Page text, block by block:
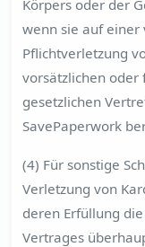
Körpers oder der
wenn sie auf einer
Pflichtverletzung
vorsätzlichen oder
gesetzlichen
SavePaperwork
(4) Für sonstige
Verletzung von
deren Erfüllung
Vertrages